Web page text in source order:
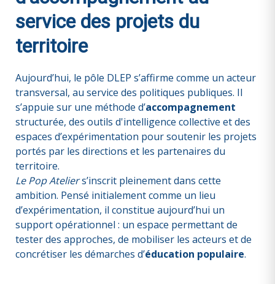
service des projets du
territoire
Aujourd’hui, le pôle DLEP s’affirme comme un acteur
transversal, au service des politiques publiques. Il
s’appuie sur une méthode d’accompagnement
structurée, des outils d'intelligence collective et des
espaces d’expérimentation pour soutenir les projets
portés par les directions et les partenaires du
territoire.
Le Pop Ateliers’inscrit pleinement dans cette
ambition. Pensé initialement comme un lieu
d’expérimentation, il constitue aujourd’hui un
support opérationnel : un espace permettant de
tester des approches, de mobiliser les acteurs et de
concrétiser les démarches d’éducation populaire.